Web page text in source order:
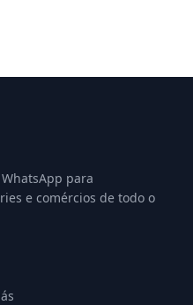
para
e comércios de todo o